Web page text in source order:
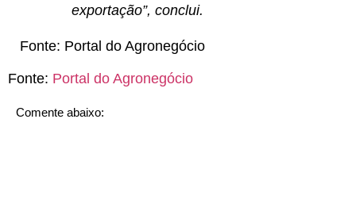
exportação”, conclui.
Fonte: Portal do Agronegócio
Fonte: Portal do Agronegócio
Comente abaixo: